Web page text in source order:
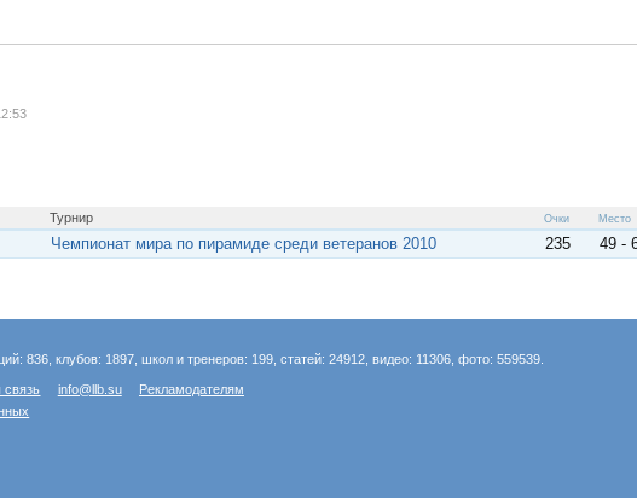
Турнир Очки Место
Чемпионат мира по пирамиде среди ветеранов 2010 235 49 -
836, клубов: 1897, школ и тренеров: 199, статей: 24912, видео: 11306, фото: 559539.
связь info@llb.su
Рекламодателям